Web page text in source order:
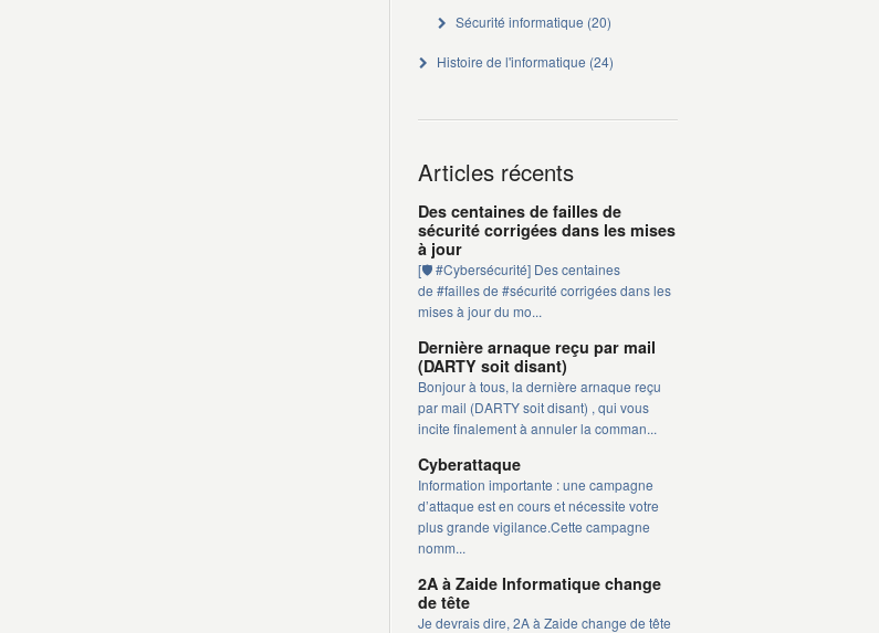
Sécurité informatique (20)
Histoire de l'informatique (24)
Articles récents
Des centaines de failles de
sécurité corrigées dans les mises
à jour
[🛡️ #Cybersécurité] Des centaines
de #failles de #sécurité corrigées dans les
mises à jour du mo...
Dernière arnaque reçu par mail
(DARTY soit disant)
Bonjour à tous, la dernière arnaque reçu
par mail (DARTY soit disant) , qui vous
incite finalement à annuler la comman...
Cyberattaque
Information importante : une campagne
d’attaque est en cours et nécessite votre
plus grande vigilance.Cette campagne
nomm...
2A à Zaide Informatique change
de tête
Je devrais dire, 2A à Zaide change de tête